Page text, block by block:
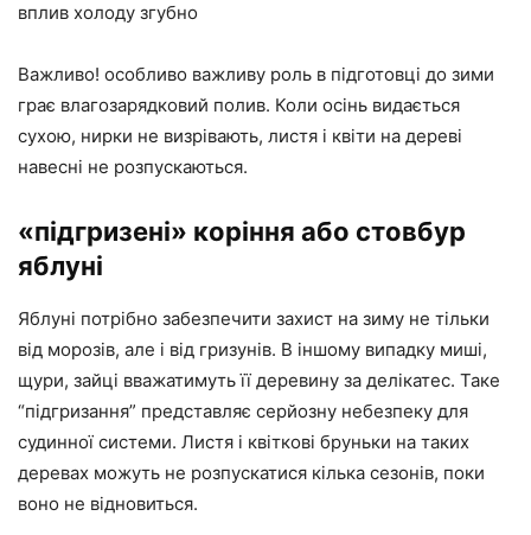
вплив холоду згубно
Важливо! особливо важливу роль в підготовці до зими
грає влагозарядковий полив. Коли осінь видається
сухою, нирки не визрівають, листя і квіти на дереві
навесні не розпускаються.
«підгризені» коріння або стовбур
яблуні
Яблуні потрібно забезпечити захист на зиму не тільки
від морозів, але і від гризунів. В іншому випадку миші,
щури, зайці вважатимуть її деревину за делікатес. Таке
“підгризання” представляє серйозну небезпеку для
судинної системи. Листя і квіткові бруньки на таких
деревах можуть не розпускатися кілька сезонів, поки
воно не відновиться.